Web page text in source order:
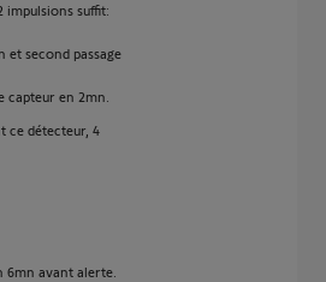
impulsions suffit:
et second passage
capteur en 2mn.
ce détecteur, 4
6mn avant alerte.